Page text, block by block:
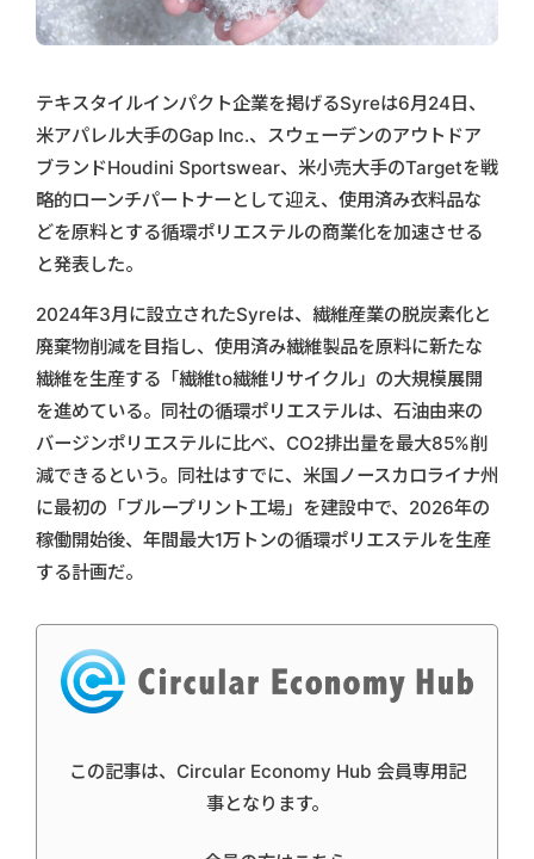
テキスタイルインパクト企業を掲げるSyreは6月24日、
米アパレル大手のGap Inc.、スウェーデンのアウトドア
ブランドHoudini Sportswear、米小売大手のTargetを戦
略的ローンチパートナーとして迎え、使用済み衣料品な
どを原料とする循環ポリエステルの商業化を加速させる
と発表した。
2024年3月に設立されたSyreは、繊維産業の脱炭素化と
廃棄物削減を目指し、使用済み繊維製品を原料に新たな
繊維を生産する「繊維to繊維リサイクル」の大規模展開
を進めている。同社の循環ポリエステルは、石油由来の
バージンポリエステルに比べ、CO2排出量を最大85%削
減できるという。同社はすでに、米国ノースカロライナ州
に最初の「ブループリント工場」を建設中で、2026年の
稼働開始後、年間最大1万トンの循環ポリエステルを生産
する計画だ。
この記事は、Circular Economy Hub 会員専用記
事となります。